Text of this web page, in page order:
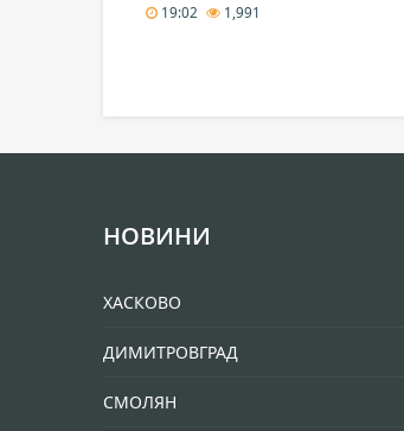
19:02
1,991
НОВИНИ
ХАСКОВО
ДИМИТРОВГРАД
СМОЛЯН